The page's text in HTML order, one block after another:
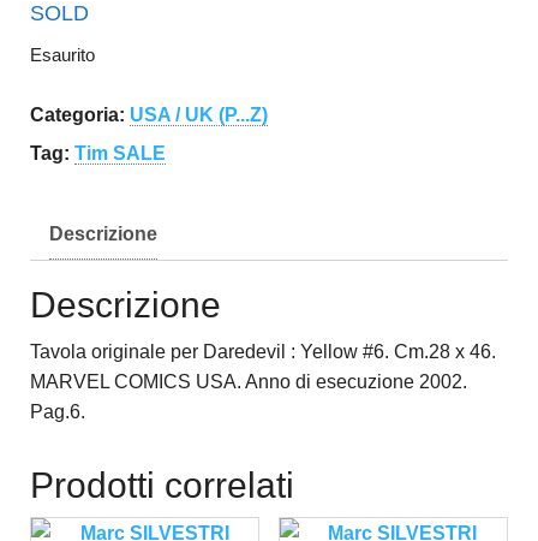
SOLD
Esaurito
Categoria: USA / UK (P...Z)
Tag: Tim SALE
Descrizione
Descrizione
Tavola originale per Daredevil : Yellow #6. Cm.28 x 46.
MARVEL COMICS USA. Anno di esecuzione 2002.
Pag.6.
Prodotti correlati